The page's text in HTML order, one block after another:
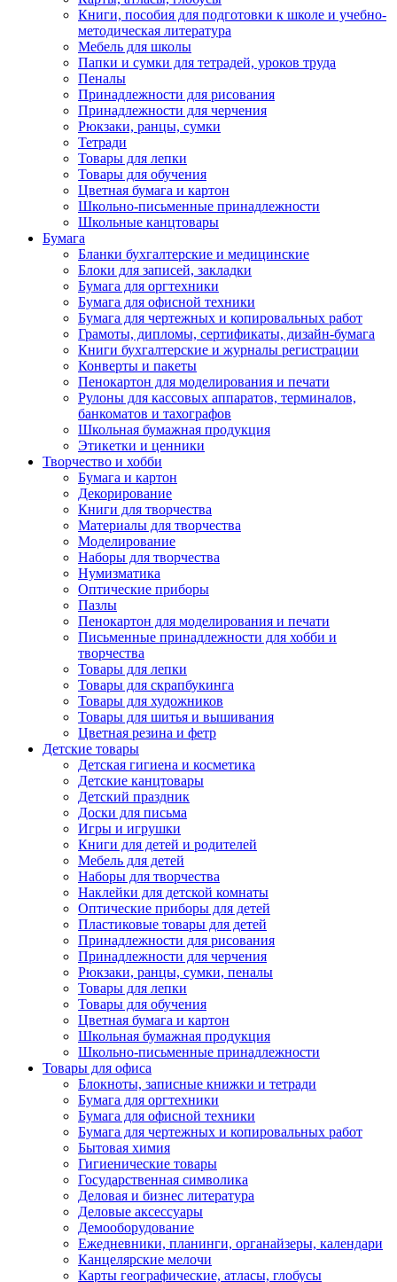
Книги, пособия для подготовки к школе и учебно-
методическая литература
Мебель для школы
Папки и сумки для тетрадей, уроков труда
Пеналы
Принадлежности для рисования
Принадлежности для черчения
Рюкзаки, ранцы, сумки
Тетради
Товары для лепки
Товары для обучения
Цветная бумага и картон
Школьно-письменные принадлежности
Школьные канцтовары
Бумага
Бланки бухгалтерские и медицинские
Блоки для записей, закладки
Бумага для оргтехники
Бумага для офисной техники
Бумага для чертежных и копировальных работ
Грамоты, дипломы, сертификаты, дизайн-бумага
Книги бухгалтерские и журналы регистрации
Конверты и пакеты
Пенокартон для моделирования и печати
Рулоны для кассовых аппаратов, терминалов,
банкоматов и тахографов
Школьная бумажная продукция
Этикетки и ценники
Творчество и хобби
Бумага и картон
Декорирование
Книги для творчества
Материалы для творчества
Моделирование
Наборы для творчества
Нумизматика
Оптические приборы
Пазлы
Пенокартон для моделирования и печати
Письменные принадлежности для хобби и
творчества
Товары для лепки
Товары для скрапбукинга
Товары для художников
Товары для шитья и вышивания
Цветная резина и фетр
Детские товары
Детская гигиена и косметика
Детские канцтовары
Детский праздник
Доски для письма
Игры и игрушки
Книги для детей и родителей
Мебель для детей
Наборы для творчества
Наклейки для детской комнаты
Оптические приборы для детей
Пластиковые товары для детей
Принадлежности для рисования
Принадлежности для черчения
Рюкзаки, ранцы, сумки, пеналы
Товары для лепки
Товары для обучения
Цветная бумага и картон
Школьная бумажная продукция
Школьно-письменные принадлежности
Товары для офиса
Блокноты, записные книжки и тетради
Бумага для оргтехники
Бумага для офисной техники
Бумага для чертежных и копировальных работ
Бытовая химия
Гигиенические товары
Государственная символика
Деловая и бизнес литература
Деловые аксессуары
Демооборудование
Ежедневники, планинги, органайзеры, календари
Канцелярские мелочи
Карты географические, атласы, глобусы